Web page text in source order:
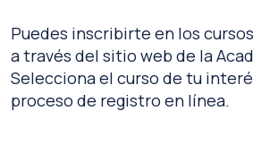
Puedes inscribirte en los
a través del sitio web de la
Selecciona el curso de tu
proceso de registro en línea.